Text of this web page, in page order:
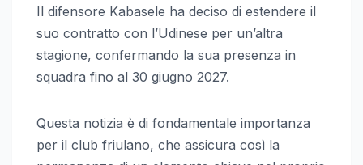
Il difensore Kabasele ha deciso di estendere il
suo contratto con l’Udinese per un’altra
stagione, confermando la sua presenza in
squadra fino al 30 giugno 2027.
Questa notizia è di fondamentale importanza
per il club friulano, che assicura così la